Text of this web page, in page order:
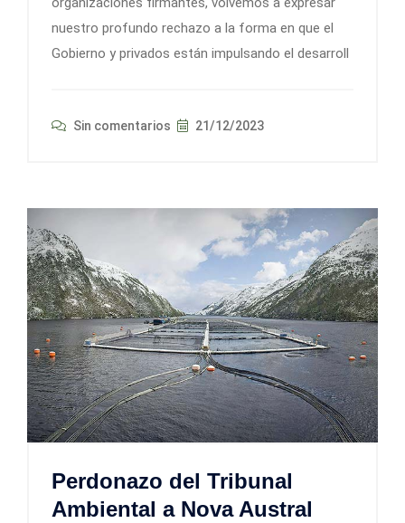
nuestro profundo rechazo a la forma en que el
Gobierno y privados están impulsando el desarroll
Sin comentarios 21/12/2023
Perdonazo del Tribunal
Ambiental a Nova Austral